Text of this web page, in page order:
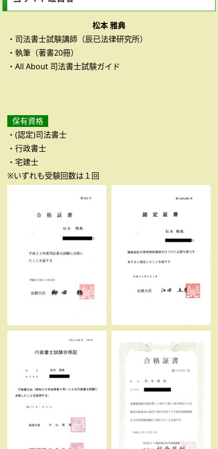
松本 雅典
・司法書士試験講師（辰已法律研究所）
・執筆（著書20冊）
・All About 司法書士試験ガイド
保有資格
・(認定)司法書士
・行政書士
・宅建士
※いずれも受験回数は１回